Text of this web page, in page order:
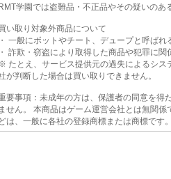
RMT学園では盗難品・不正品やその疑いのあ
い取り対象外商品について
・ 一般にボットやチート、デュープと呼ば
・ 詐欺・窃盗により取得した商品や犯罪に関
たとえ、サービス提供元の過失によるシス
が判断した場合は買い取りできません。
要事項：未成年の方は、保護者の同意を得
ません。 本商品はゲーム運営会社とは無関
どは、一般に各社の登録商標または商標です